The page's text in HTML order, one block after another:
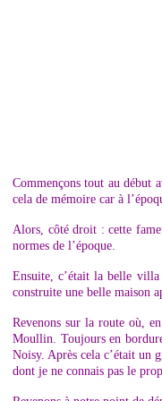
Commençons tout au début
cela de mémoire car à
Alors, côté droit : cette
normes de l’époque.
Ensuite, c’était la belle villa
construite une belle maison
Revenons sur la route où,
Moullin. Toujours en
Noisy. Après cela c’était un
dont je ne connais pas le